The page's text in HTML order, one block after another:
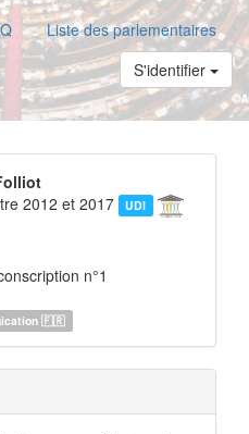
Liste des parlementaires
S'identifier
2012 et 2017
UDI
n°1
🇫🇷